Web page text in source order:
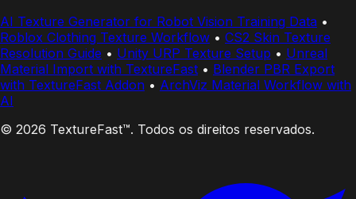
AI Texture Generator for Robot Vision Training Data •
Roblox Clothing Texture Workflow • CS2 Skin Texture
Resolution Guide • Unity URP Texture Setup • Unreal
Material Import with TextureFast • Blender PBR Export
with TextureFast Addon • ArchViz Material Workflow with
AI
© 2026 TextureFast™. Todos os direitos reservados.